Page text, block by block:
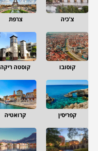
צ'כיה צרפת
קוסובו קוסטה ריקה
קפריסין קרואטיה